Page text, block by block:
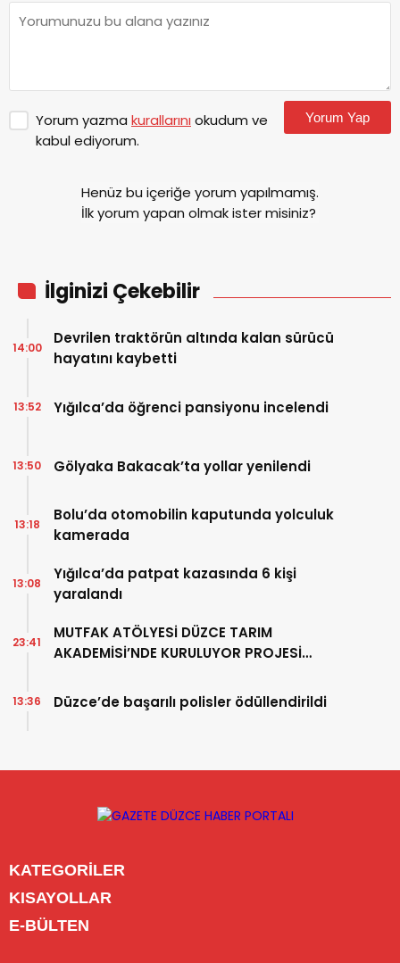
Yorum yazma kurallarını okudum ve
kabul ediyorum.
Yorum Yap
Henüz bu içeriğe yorum yapılmamış.
İlk yorum yapan olmak ister misiniz?
İlginizi Çekebilir
Devrilen traktörün altında kalan sürücü
hayatını kaybetti
14:00
Yığılca’da öğrenci pansiyonu incelendi
13:52
Gölyaka Bakacak’ta yollar yenilendi
13:50
Bolu’da otomobilin kaputunda yolculuk
kamerada
13:18
Yığılca’da patpat kazasında 6 kişi
yaralandı
13:08
MUTFAK ATÖLYESİ DÜZCE TARIM
AKADEMİSİ’NDE KURULUYOR PROJESİ
23:41
Düzce’de başarılı polisler ödüllendirildi
13:36
KATEGORİLER
Menü seçimi yapın. WP-ADMIN → Görünüm → Menüler
sayfasından menü eşleştirmesi yapınız.
KISAYOLLAR
Menü seçimi yapın. WP-ADMIN → Görünüm → Menüler
E-BÜLTEN